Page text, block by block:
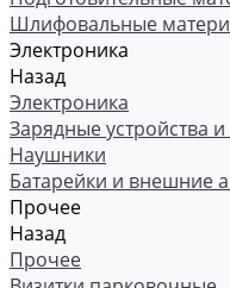
Шлифовальные
Электроника
Назад
Электроника
Зарядные устройства
Наушники
Батарейки и внешние
Прочее
Назад
Прочее